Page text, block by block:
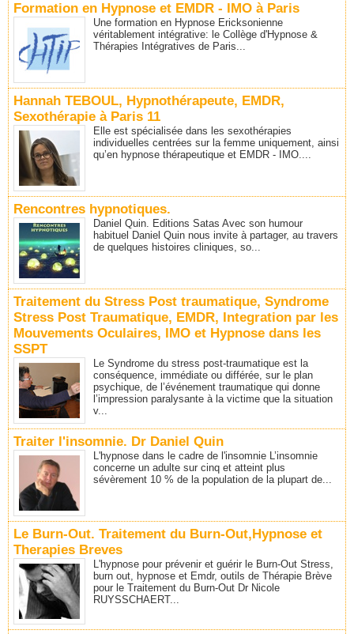
Formation en Hypnose et EMDR - IMO à Paris
Une formation en Hypnose Ericksonienne
véritablement intégrative: le Collège d'Hypnose &
Thérapies Intégratives de Paris...
Hannah TEBOUL, Hypnothérapeute, EMDR,
Sexothérapie à Paris 11
Elle est spécialisée dans les sexothérapies
individuelles centrées sur la femme uniquement, ainsi
qu’en hypnose thérapeutique et EMDR - IMO....
Rencontres hypnotiques.
Daniel Quin. Editions Satas Avec son humour
habituel Daniel Quin nous invite à partager, au travers
de quelques histoires cliniques, so...
Traitement du Stress Post traumatique, Syndrome
Stress Post Traumatique, EMDR, Integration par les
Mouvements Oculaires, IMO et Hypnose dans les
SSPT
Le Syndrome du stress post-traumatique est la
conséquence, immédiate ou différée, sur le plan
psychique, de l’événement traumatique qui donne
l’impression paralysante à la victime que la situation
v...
Traiter l'insomnie. Dr Daniel Quin
L'hypnose dans le cadre de l'insomnie L’insomnie
concerne un adulte sur cinq et atteint plus
sévèrement 10 % de la population de la plupart de...
Le Burn-Out. Traitement du Burn-Out,Hypnose et
Therapies Breves
L'hypnose pour prévenir et guérir le Burn-Out Stress,
burn out, hypnose et Emdr, outils de Thérapie Brève
pour le Traitement du Burn-Out Dr Nicole
RUYSSCHAERT...